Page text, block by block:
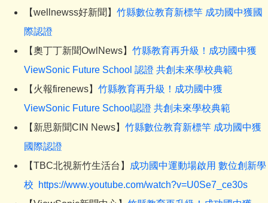
【wellnewss好新聞】 竹縣數位教育新標竿 成功國中獲國
際認證
【奧丁丁新聞OwlNews】 竹縣教育再升級！成功國中獲
ViewSonic Future School 認證 共創未來學校典範
【火報firenews】 竹縣教育再升級！成功國中獲
ViewSonic Future School認證 共創未來學校典範
【新思新聞CIN News】 竹縣數位教育新標竿 成功國中獲
國際認證
【TBC北視新竹生活台】
成功國中運動場啟用 數位創新學
校 https://www.youtube.com/watch?v=U0Se7_ce30s